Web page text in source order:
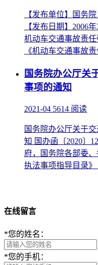
【发布单位】国务
【发布日期】2006
机动车交通事故责
《机动车交通事故责
国务院办公厅关
事项的通知
2021-04 5614 阅读
国务院办公厅关于
知 国办函〔2020〕
府，国务院各部委
执法事项指导目录》
在线留言
*您的姓名：
*您的手机：